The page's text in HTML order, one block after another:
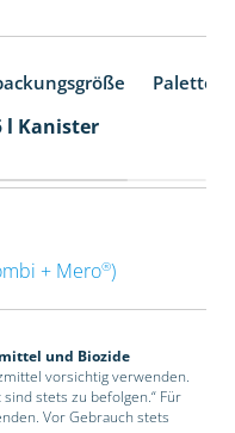
l Kanister
+ Mero®)
und Biozide
vorsichtig verwenden.
stets zu befolgen.“ Für
Vor Gebrauch stets